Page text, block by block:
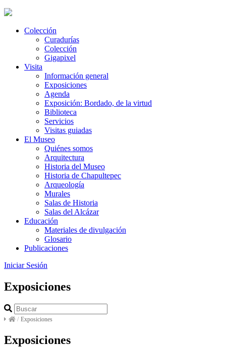
Colección
Curadurías
Colección
Gigapixel
Visita
Información general
Exposiciones
Agenda
Exposición: Bordado, de la virtud
Biblioteca
Servicios
Visitas guiadas
El Museo
Quiénes somos
Arquitectura
Historia del Museo
Historia de Chapultepec
Arqueología
Murales
Salas de Historia
Salas del Alcázar
Educación
Materiales de divulgación
Glosario
Publicaciones
Iniciar Sesión
Exposiciones
/ Exposiciones
Exposiciones